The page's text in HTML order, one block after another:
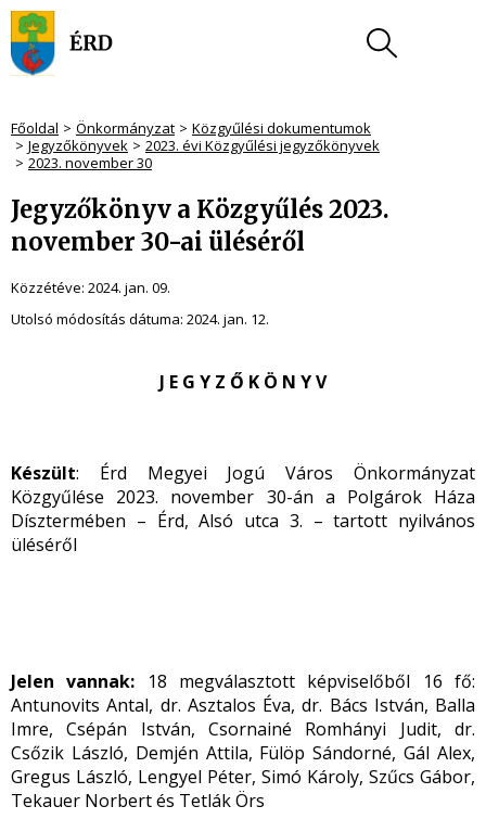
Főoldal Önkormányzat
Közgyűlési dokumentumok
Jegyzőkönyvek
2023. évi Közgyűlési jegyzőkönyvek
2023. november 30
Jegyzőkönyv a Közgyűlés 2023.
november 30-ai üléséről
Közzétéve: 2024. jan. 09.
Utolsó módosítás dátuma: 2024. jan. 12.
J E G Y Z Ő K Ö N Y V
Készült: Érd Megyei Jogú Város Önkormányzat
Közgyűlése 2023. november 30-án a Polgárok Háza
Dísztermében – Érd, Alsó utca 3. – tartott nyilvános
üléséről
Jelen vannak: 18 megválasztott képviselőből 16 fő:
Antunovits Antal, dr. Asztalos Éva, dr. Bács István, Balla
Imre, Csépán István, Csornainé Romhányi Judit, dr.
Csőzik László, Demjén Attila, Fülöp Sándorné, Gál Alex,
Gregus László, Lengyel Péter, Simó Károly, Szűcs Gábor,
Tekauer Norbert és Tetlák Örs